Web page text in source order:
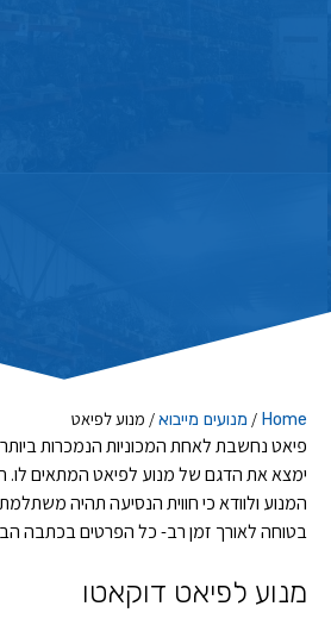
Home
/ מנועים מייבוא/ מנוע לפיאט
פיאט נחשבת לאחת המכוניות הנמכרות ביותר
ימצא את הדגם של מנוע לפיאט המתאים לו.
המנוע ולוודא כי חווית הנסיעה תהיה משתלמת
בטוחה לאורך זמן רב- כל הפרטים בכתבה
מנוע לפיאט דוקאטו